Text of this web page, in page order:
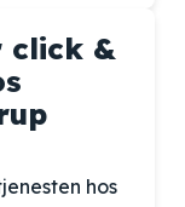
click &
hos